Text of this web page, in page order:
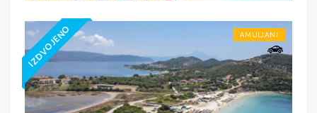
IZDVOJENO AMULJANI